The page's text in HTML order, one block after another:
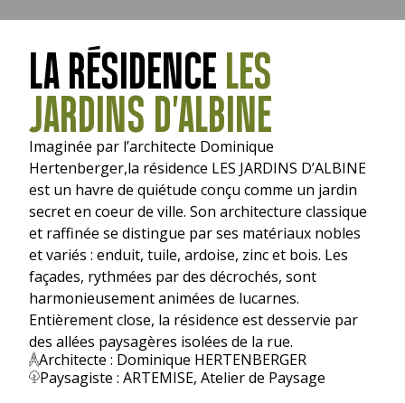
LA RÉSIDENCE LES
JARDINS D'ALBINE
Imaginée par l’architecte Dominique
Hertenberger,la résidence LES JARDINS D’ALBINE
est un havre de quiétude conçu comme un jardin
secret en coeur de ville. Son architecture classique
et raffinée se distingue par ses matériaux nobles
et variés : enduit, tuile, ardoise, zinc et bois. Les
façades, rythmées par des décrochés, sont
harmonieusement animées de lucarnes.
Entièrement close, la résidence est desservie par
des allées paysagères isolées de la rue.
Architecte : Dominique HERTENBERGER
Paysagiste : ARTEMISE, Atelier de Paysage